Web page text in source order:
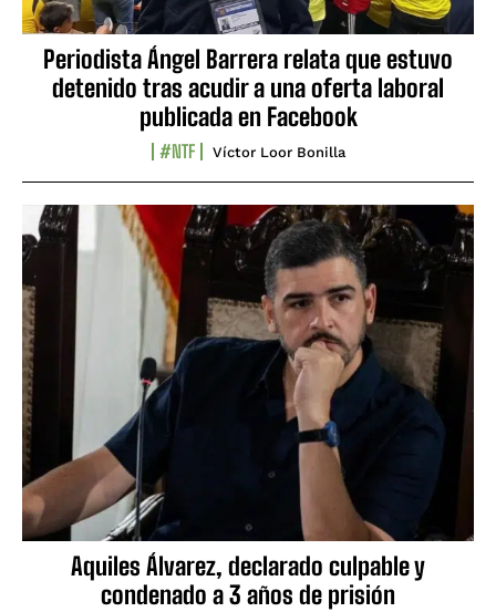
Periodista Ángel Barrera relata que estuvo
detenido tras acudir a una oferta laboral
publicada en Facebook
#NTF Víctor Loor Bonilla
Aquiles Álvarez, declarado culpable y
condenado a 3 años de prisión